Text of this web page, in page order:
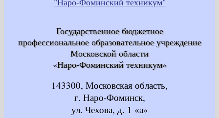
Государственное бюджетное
профессиональное образовательное учреждение
Московской области
«Наро-Фоминский техникум»
143300, Московская область,
г. Наро-Фоминск,
ул. Чехова, д. 1 «а»